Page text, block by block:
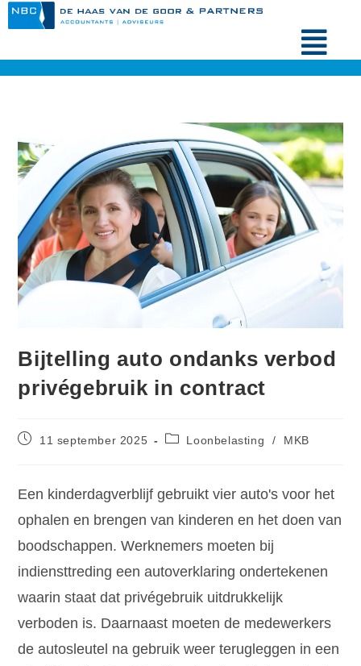
Bijtelling auto ondanks verbod
privégebruik in contract
11 september 2025 Loonbelasting / MKB
Een kinderdagverblijf gebruikt vier auto's voor het
ophalen en brengen van kinderen en het doen van
boodschappen. Werknemers moeten bij
indiensttreding een autoverklaring ondertekenen
waarin staat dat privégebruik uitdrukkelijk
verboden is. Daarnaast moeten de medewerkers
de autosleutel na gebruik weer terugleggen in een